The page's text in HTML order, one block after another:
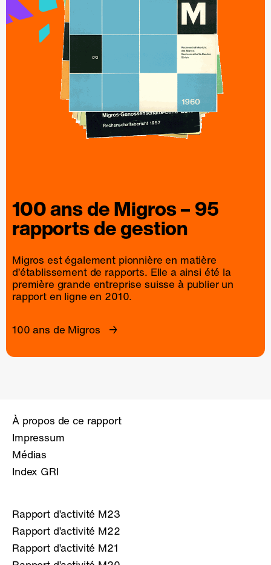
100 ans deMigros– 95
rapportsdegestion
Migros est également pionnière en matière
d’établissement de rapports. Elle a ainsi été la
première grande entreprise suisse à publier un
rapport en ligne en 2010.
100 ans de Migros
À propos de ce rapport
Impressum
Médias
Index GRI
Rapport d’activité M23
Rapport d’activité M22
Rapport d’activité M21